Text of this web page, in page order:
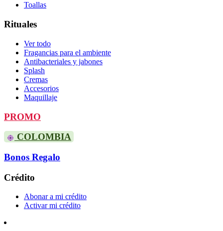
Toallas
Rituales
Ver todo
Fragancias para el ambiente
Antibacteriales y jabones
Splash
Cremas
Accesorios
Maquillaje
PROMO
COLOMBIA
Bonos Regalo
Crédito
Abonar a mi crédito
Activar mi crédito